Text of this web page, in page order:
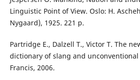
Linguistic Point of View. Oslo: H.
Nygaard), 1925. 221 p.
Partridge E., Dalzell T., Victor T. The
dictionary of slang and unconventional
Francis, 2006.